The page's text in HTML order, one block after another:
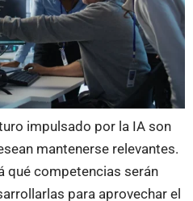
impulsado por la IA son
mantenerse relevantes.
qué competencias serán
para aprovechar el